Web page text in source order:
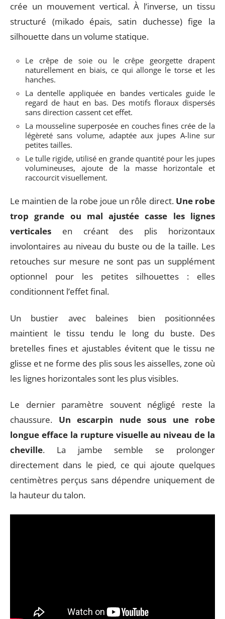
crée un mouvement vertical. À l’inverse, un tissu
structuré (mikado épais, satin duchesse) fige la
silhouette dans un volume statique.
Le crêpe de soie ou le crêpe georgette drapent
naturellement en biais, ce qui allonge le torse et les
hanches.
La dentelle appliquée en bandes verticales guide le
regard de haut en bas. Des motifs floraux dispersés
sans direction cassent cet effet.
La mousseline superposée en couches fines crée de la
légèreté sans volume, adaptée aux jupes A-line sur
petites tailles.
Le tulle rigide, utilisé en grande quantité pour les jupes
volumineuses, ajoute de la masse horizontale et
raccourcit visuellement.
Le maintien de la robe joue un rôle direct. Une robe
trop grande ou mal ajustée casse les lignes
verticales en créant des plis horizontaux
involontaires au niveau du buste ou de la taille. Les
retouches sur mesure ne sont pas un supplément
optionnel pour les petites silhouettes : elles
conditionnent l’effet final.
Un bustier avec baleines bien positionnées
maintient le tissu tendu le long du buste. Des
bretelles fines et ajustables évitent que le tissu ne
glisse et ne forme des plis sous les aisselles, zone où
les lignes horizontales sont les plus visibles.
Le dernier paramètre souvent négligé reste la
chaussure. Un escarpin nude sous une robe
longue efface la rupture visuelle au niveau de la
cheville. La jambe semble se prolonger
directement dans le pied, ce qui ajoute quelques
centimètres perçus sans dépendre uniquement de
la hauteur du talon.